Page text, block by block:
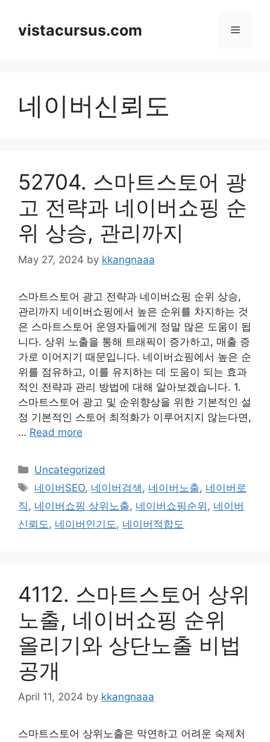
contentvistacursus.com Menu
네이버신뢰도
52704. 스마트스토어 광
고 전략과 네이버쇼핑 순
위 상승, 관리까지
May 27, 2024 by kkangnaaa
스마트스토어 광고 전략과 네이버쇼핑 순위 상승,
관리까지 네이버쇼핑에서 높은 순위를 차지하는 것
은 스마트스토어 운영자들에게 정말 많은 도움이 됩
니다. 상위 노출을 통해 트래픽이 증가하고, 매출 증
가로 이어지기 때문입니다. 네이버쇼핑에서 높은 순
위를 점유하고, 이를 유지하는 데 도움이 되는 효과
적인 전략과 관리 방법에 대해 알아보겠습니다. 1.
스마트스토어 광고 및 순위향상을 위한 기본적인 설
정 기본적인 스토어 최적화가 이루어지지 않는다면,
… Read more
Categories
Uncategorized
Tags
네이버SEO, 네이버검색 , 네이버노출, 네이버로
직 , 네이버쇼핑 상위노출, 네이버쇼핑순위 , 네이버
신뢰도 , 네이버인기도 , 네이버적합도
4112. 스마트스토어 상위
노출, 네이버쇼핑 순위
올리기와 상단노출 비법
공개
April 11, 2024 by kkangnaaa
스마트스토어 상위노출은 막연하고 어려운 숙제처